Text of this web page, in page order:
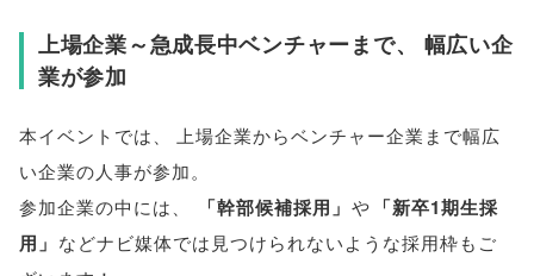
上場企業～急成長中ベンチャーまで、
幅広い企
業が参加
本イベントでは
上場企業からベンチャー企業まで幅広
い企業の人事が参加。
参加企業の中には
「幹部候補採用 」 や 「新卒1期生採
用 」 などナビ媒体では見つけられないような採用枠もご